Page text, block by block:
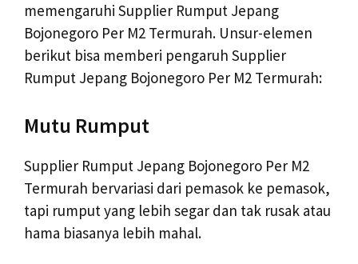
memengaruhi Supplier Rumput Jepang
Bojonegoro Per M2 Termurah. Unsur-elemen
berikut bisa memberi pengaruh Supplier
Rumput Jepang Bojonegoro Per M2 Termurah:
Mutu Rumput
Supplier Rumput Jepang Bojonegoro Per M2
Termurah bervariasi dari pemasok ke pemasok,
tapi rumput yang lebih segar dan tak rusak atau
hama biasanya lebih mahal.